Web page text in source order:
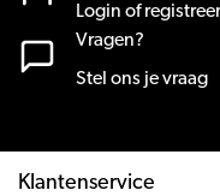
Login of registreer
Vragen?
Stel ons je vraag
Klantenservice